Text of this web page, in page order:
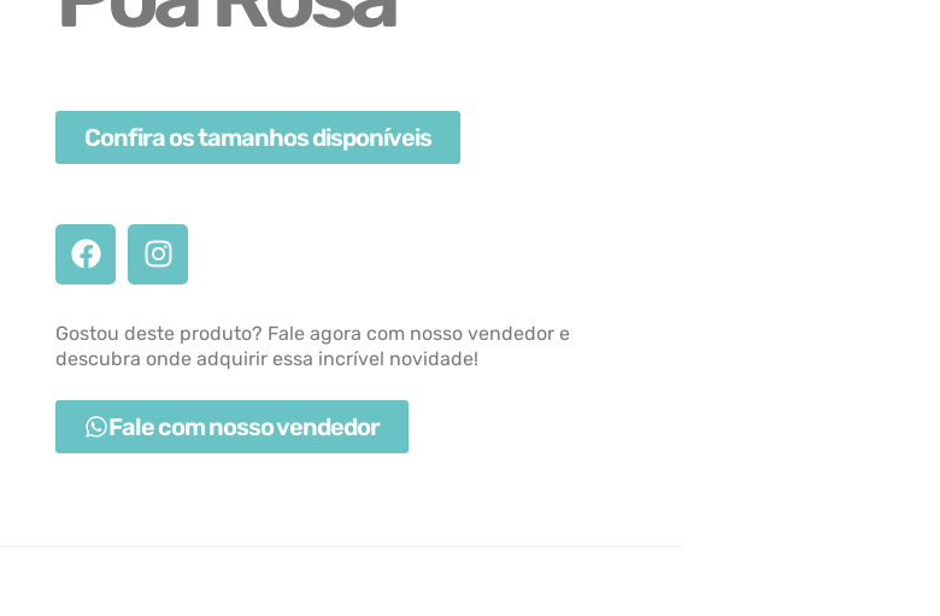
Confira os tamanhos disponíveis
Gostou deste produto? Fale agora com nosso vendedor e
descubra onde adquirir essa incrível novidade!
Fale com nosso vendedor